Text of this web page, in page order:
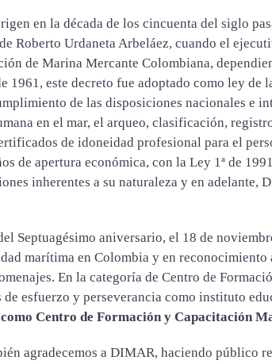
en la década de los cincuenta del siglo
Roberto Urdaneta Arbeláez, cuando el
de Marina Mercante Colombiana,
1961, este decreto fue adoptado como ley de
de las disposiciones nacionales e
en el mar, el arqueo, clasificación,
de idoneidad profesional para el
de apertura económica, con la Ley 1ª de
inherentes a su naturaleza y en adelante,
Septuagésimo aniversario, el 18 de
marítima en Colombia y en reconocimiento
En la categoría de Centro de
esfuerzo y perseverancia como instituto
Centro de Formación y Capacitación
agradecemos a DIMAR, haciendo público